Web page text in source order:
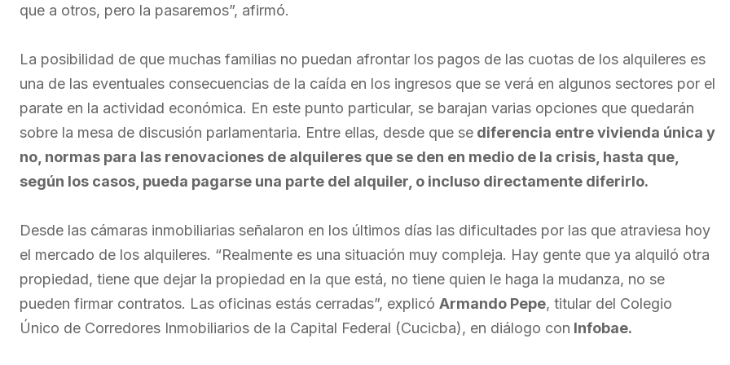
que a otros, pero la pasaremos”, afirmó.
La posibilidad de que muchas familias no puedan afrontar los pagos de las cuotas de los alquileres es
una de las eventuales consecuencias de la caída en los ingresos que se verá en algunos sectores por el
parate en la actividad económica. En este punto particular, se barajan varias opciones que quedarán
sobre la mesa de discusión parlamentaria. Entre ellas, desde que se diferencia entre vivienda única y
no, normas para las renovaciones de alquileres que se den en medio de la crisis, hasta que,
según los casos, pueda pagarse una parte del alquiler, o incluso directamente diferirlo.
Desde las cámaras inmobiliarias señalaron en los últimos días las dificultades por las que atraviesa hoy
el mercado de los alquileres. “Realmente es una situación muy compleja. Hay gente que ya alquiló otra
propiedad, tiene que dejar la propiedad en la que está, no tiene quien le haga la mudanza, no se
pueden firmar contratos. Las oficinas estás cerradas”, explicó Armando Pepe, titular del Colegio
Único de Corredores Inmobiliarios de la Capital Federal (Cucicba), en diálogo con Infobae.